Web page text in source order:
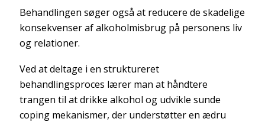
Behandlingen søger også at reducere de skadelige
konsekvenser af alkoholmisbrug på personens liv
og relationer.
Ved at deltage i en struktureret
behandlingsproces lærer man at håndtere
trangen til at drikke alkohol og udvikle sunde
coping mekanismer, der understøtter en ædru